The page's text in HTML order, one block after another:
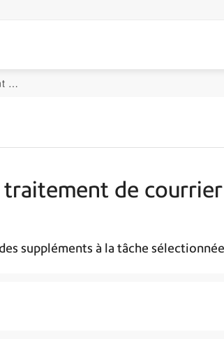
de
suppléments à la tâche